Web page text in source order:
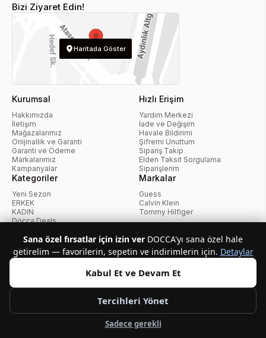
Sana özel fırsatlar için izin ver DOCCA'yı sana özel hale
getirelim — favorilerin, sepetin ve indirimlerin için. Detaylar
Kabul Et ve Devam Et
Tercihleri Yönet
Sadece gerekli
Bizi Ziyaret Edin!
Haritada Göster
Kurumsal
Hakkımızda
İletişim
Mağazalarımız
Oriijinallik ve Garanti
Garanti ve Ödeme
Markalarımız
Kampanyalar
Hızlı Erişim
Yardım Merkezi
İade ve Değişim
Havale Bildirimi
Şifremi Unuttum
Sipariş Takip
Elden Taksit Sorgulama
Siparişlerim
Kategoriler
Yeni Sezon
ERKEK
KADIN
Docca Deals
Markalar
Guess
Calvin Klein
Tommy Hilfiger
KvKK PolitikasıKullanıcı SözleşmesiMesafeli Satış Sözleşmesi
İptal ve İade PolitikasıÇerez Politikası
Telif Hakkı © 2026 Docca.com.tr Tüm hakları saklıdır.